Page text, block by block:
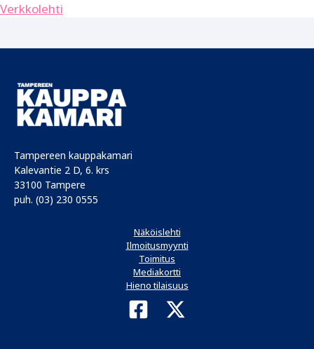
Verkkolehti
Tampereen kauppakamari
Kalevantie 2 D, 6. krs
33100 Tampere
puh. (03) 230 0555
Näköislehti
Ilmoitusmyynti
Toimitus
Mediakortti
Hieno tilaisuus